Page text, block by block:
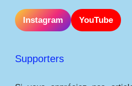
Instagram YouTube
Supporters